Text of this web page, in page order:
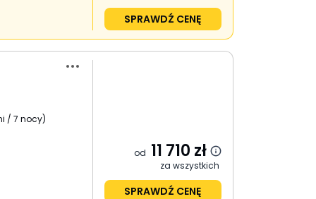
SPRAWDŹ CENĘ
/ 7 nocy)
od 11 710 zł
za wszystkich
SPRAWDŹ CENĘ